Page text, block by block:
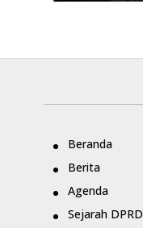
Beranda
Berita
Agenda
Sejarah DPRD